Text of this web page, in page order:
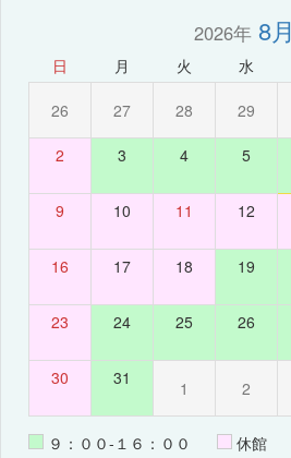
2026年8月
日 月 火 水
26 27 28 29
2 3 4 5
9 10 11 12
16 17 18 19
23 24 25 26
30 31 1 2
９：００-１６：００ 休館